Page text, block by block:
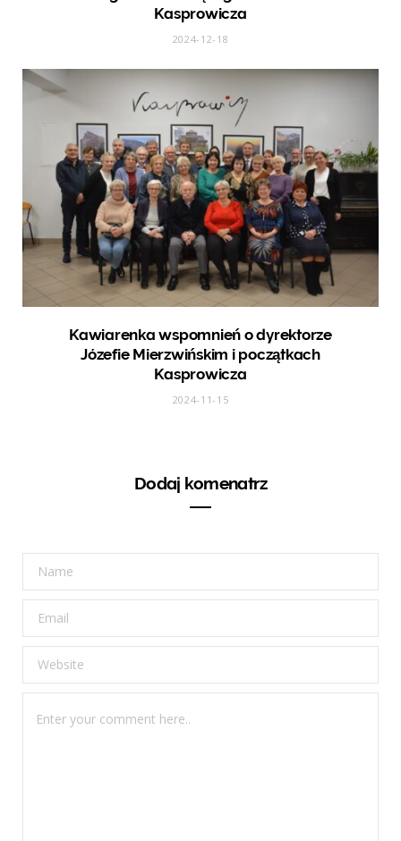
Kasprowicza
2024-12-18
Kawiarenka wspomnień o dyrektorze
Józefie Mierzwińskim i początkach
Kasprowicza
2024-11-15
Dodaj komenatrz